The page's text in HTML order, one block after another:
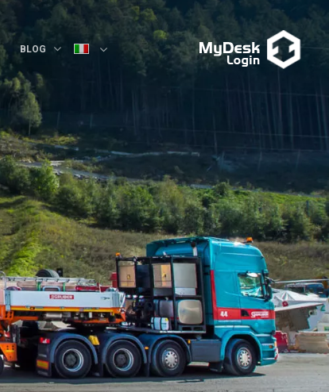
BLOG